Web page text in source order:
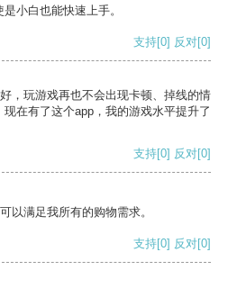
小白也能快速上手。
支持[0] 反对[0]
，玩游戏再也不会出现卡顿、掉线的情
在有了这个app，我的游戏水平提升了
支持[0] 反对[0]
以满足我所有的购物需求。
支持[0] 反对[0]